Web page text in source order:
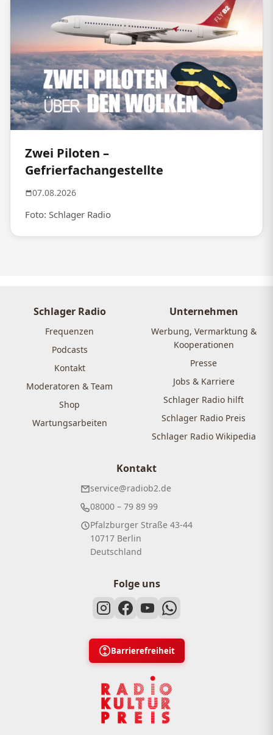
Zwei Piloten –
Gefrierfachangestellte
07.08.2026
Foto: Schlager Radio
Schlager Radio
Frequenzen
Podcasts
Kontakt
Moderatoren & Team
Shop
Wartungsarbeiten
Unternehmen
Werbung, Vermarktung &
Kooperationen
Presse
Jobs & Karriere
Schlager Radio hilft
Schlager Radio Preis
Schlager Radio Wikipedia
Kontakt
service@radiob2.de
08000 – 79 89 99
Pfalzburger Straße 43-44
10717 Berlin
Deutschland
Folge uns
Barrierefreiheit